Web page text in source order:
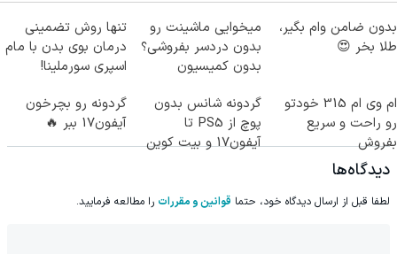
بدون ضامن وام بگیر،
طلا بخر 😍
میخوایی ماشینت رو
بدون دردسر بفروشی؟
بدون کمیسیون
تنها روش تضمینی
درمان بوی بدن با مام
اسپری سورملینا!
ام وی ام 315 خودتو
رو راحت و سریع
بفروش
گردونه شانس بدون
پوچ از PS5 تا
آیفون17 و بیت کوین
گردونه رو بچرخون
آیفون17 ببر 🔥
دیدگاه‌ها
لطفا قبل از ارسال دیدگاه خود، حتما قوانین و مقررات را مطالعه فرمایید.